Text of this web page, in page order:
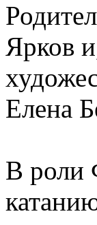
Ярков
Елена
В роли